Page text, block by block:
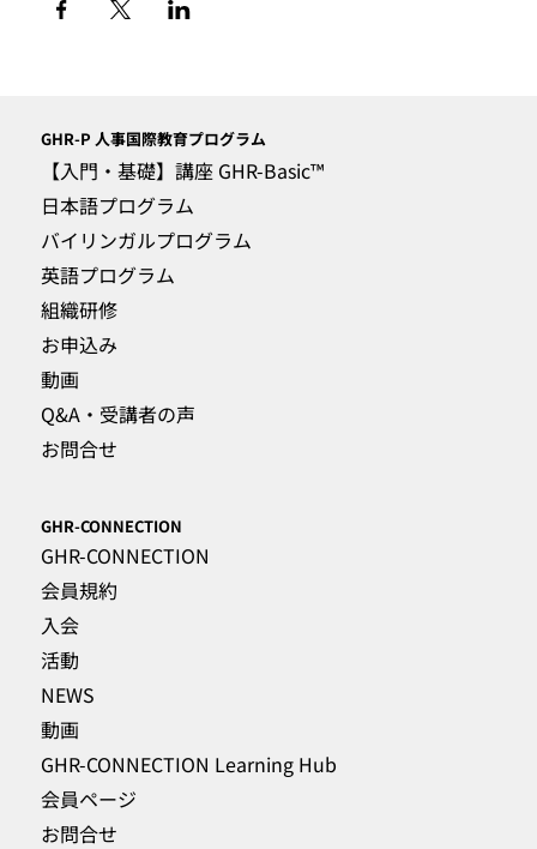
GHR-P人事国際教育プログラム
【入門・基礎】講座 GHR-Basic™
日本語プログラム
バイリンガルプログラム
英語プログラム
組織研修
お申込み
動画
Q&A・受講者の声
お問合せ
GHR-CONNECTION
GHR-CONNECTION
会員規約
入会
活動
NEWS
動画
GHR-CONNECTION Learning Hub
会員ページ
お問合せ